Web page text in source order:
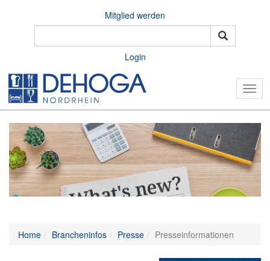
Mitglied werden
Login
Home Brancheninfos Presse Presseinformationen